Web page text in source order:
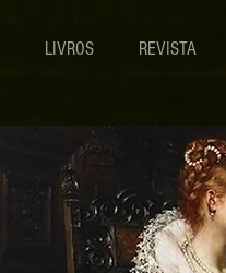
LIVROS REVISTA